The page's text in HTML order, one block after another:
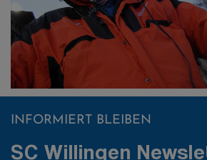
INFORMIERT BLEIBEN
SC Willingen